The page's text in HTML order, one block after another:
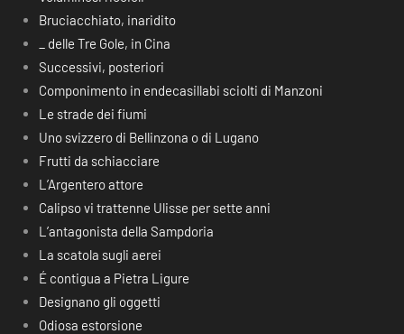
Bruciacchiato, inaridito
_ delle Tre Gole, in Cina
Successivi, posteriori
Componimento in endecasillabi sciolti di Manzoni
Le strade dei fiumi
Uno svizzero di Bellinzona o di Lugano
Frutti da schiacciare
L’Argentero attore
Calipso vi trattenne Ulisse per sette anni
L’antagonista della Sampdoria
La scatola sugli aerei
É contigua a Pietra Ligure
Designano gli oggetti
Odiosa estorsione